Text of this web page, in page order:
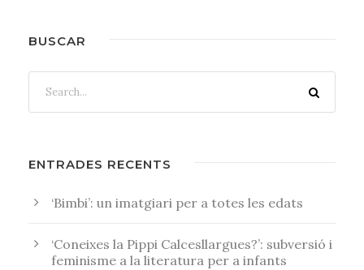
BUSCAR
ENTRADES RECENTS
‘Bimbi’: un imatgiari per a totes les edats
‘Coneixes la Pippi Calcesllargues?’: subversió i
feminisme a la literatura per a infants